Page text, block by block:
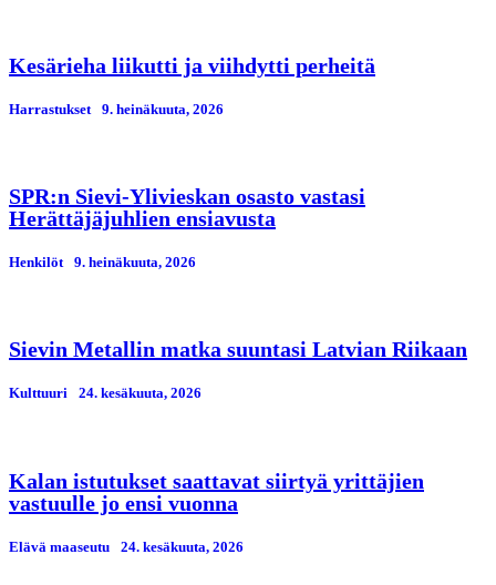
Kesärieha liikutti ja viihdytti perheitä
Harrastukset 9. heinäkuuta, 2026
SPR:n Sievi-Ylivieskan osasto vastasi
Herättäjäjuhlien ensiavusta
Henkilöt 9. heinäkuuta, 2026
Sievin Metallin matka suuntasi Latvian Riikaan
Kulttuuri 24. kesäkuuta, 2026
Kalan istutukset saattavat siirtyä yrittäjien
vastuulle jo ensi vuonna
Elävä maaseutu 24. kesäkuuta, 2026